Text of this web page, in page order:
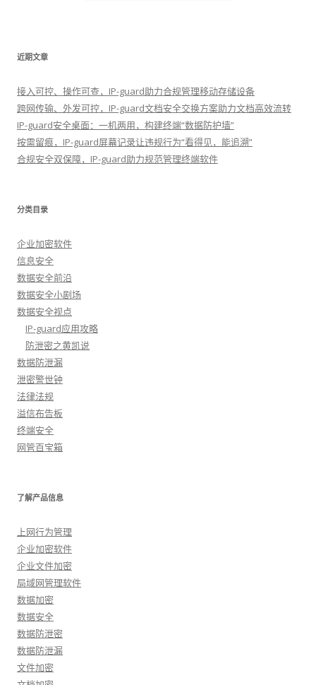
近期文章
接入可控、操作可查，IP-guard助力合规管理移动存储设备
跨网传输、外发可控，IP-guard文档安全交换方案助力文档高效流转
IP-guard安全桌面：一机两用，构建终端“数据防护墙”
按需留痕，IP-guard屏幕记录让违规行为“看得见，能追溯”
合规安全双保障，IP-guard助力规范管理终端软件
分类目录
企业加密软件
信息安全
数据安全前沿
数据安全小剧场
数据安全视点
IP-guard应用攻略
防泄密之黄凯说
数据防泄漏
泄密警世钟
法律法规
溢信布告板
终端安全
网管百宝箱
了解产品信息
上网行为管理
企业加密软件
企业文件加密
局域网管理软件
数据加密
数据安全
数据防泄密
数据防泄漏
文件加密